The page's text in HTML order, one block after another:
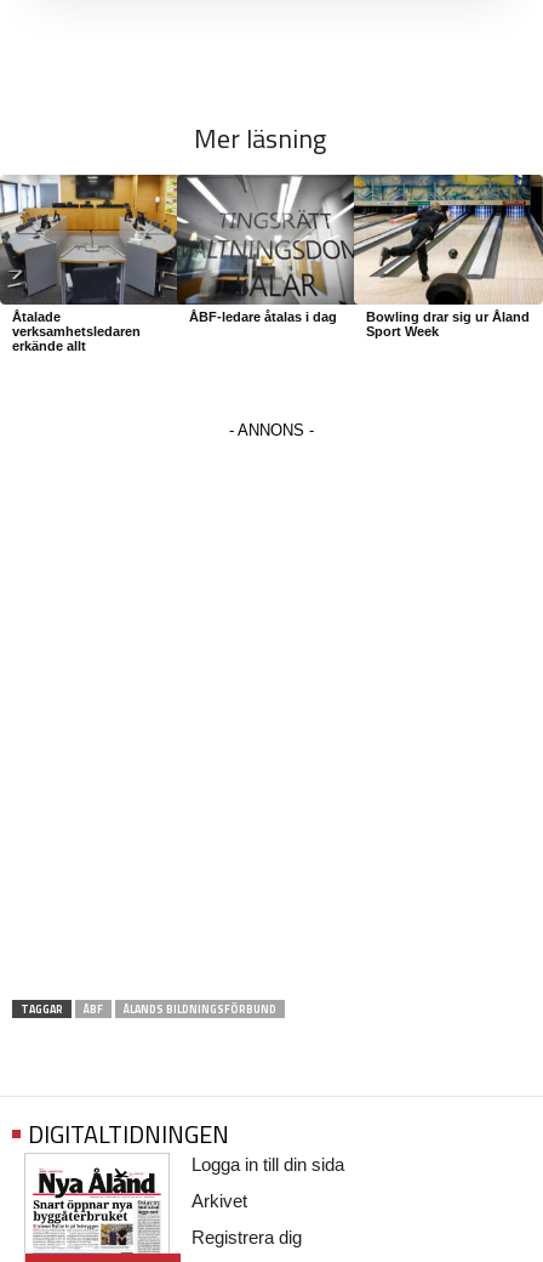
Mer läsning
Åtalade
verksamhetsledaren
erkände allt
ÅBF-ledare åtalas i dag
Bowling drar sig ur Åland
Sport Week
TAGGAR ÅBF ÅLANDS BILDNINGSFÖRBUND
DIGITALTIDNINGEN
Logga in till din sida
Arkivet
Registrera dig